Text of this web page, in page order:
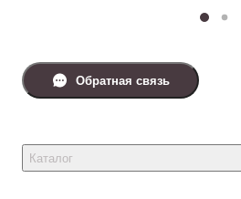
Каталог
Обратная связь